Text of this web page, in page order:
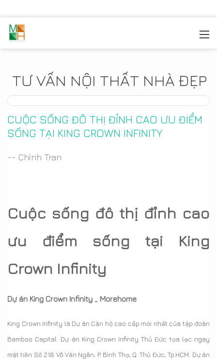
TƯ VẤN NỘI THẤT NHÀ ĐẸP
CUỘC SỐNG ĐÔ THỊ ĐỈNH CAO ƯU ĐIỂM
SỐNG TẠI KING CROWN INFINITY
-- Chinh Tran
Cuộc sống đô thị đỉnh cao
ưu điểm sống tại King
Crown Infinity
Dự án King Crown Infinity _ Morehome
King Crown Infinity là Dự án Căn hộ cao cấp mới nhất của tập đoàn
Bamboo Capital. Dự án King Crown Infinity Thủ Đức tọa lạc ngay
mặt tiền Số 218 Võ Văn Ngân, P. Bình Thọ, Q. Thủ Đức, Tp.HCM. Dự án